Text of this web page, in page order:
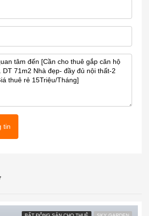
tin